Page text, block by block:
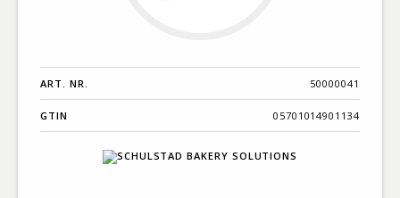
ART. NR. 50000041
GTIN 05701014901134